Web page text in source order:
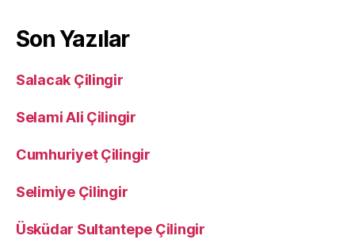
Son Yazılar
Salacak Çilingir
Selami Ali Çilingir
Cumhuriyet Çilingir
Selimiye Çilingir
Üsküdar Sultantepe Çilingir